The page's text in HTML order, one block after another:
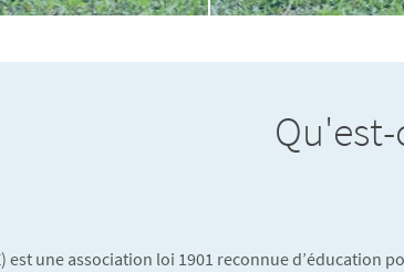
Qu'est-
est une association loi 1901 reconnue d’éducation